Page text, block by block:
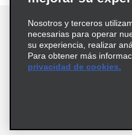
Términos de uso
© 2026 Enterprise Holdings,
Nosotros y terceros
necesarias para operar
su experiencia, realizar
Para obtener más
privacidad de cookies.